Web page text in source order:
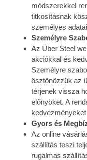
módszerekkel
titkosításnak
személyes
Személyre
Az Über Steel
akciókkal és
Személyre
ösztönözzük az
térjenek vissza
előnyöket. A
Gyors és
Az online
szállítás teszi
rugalmas